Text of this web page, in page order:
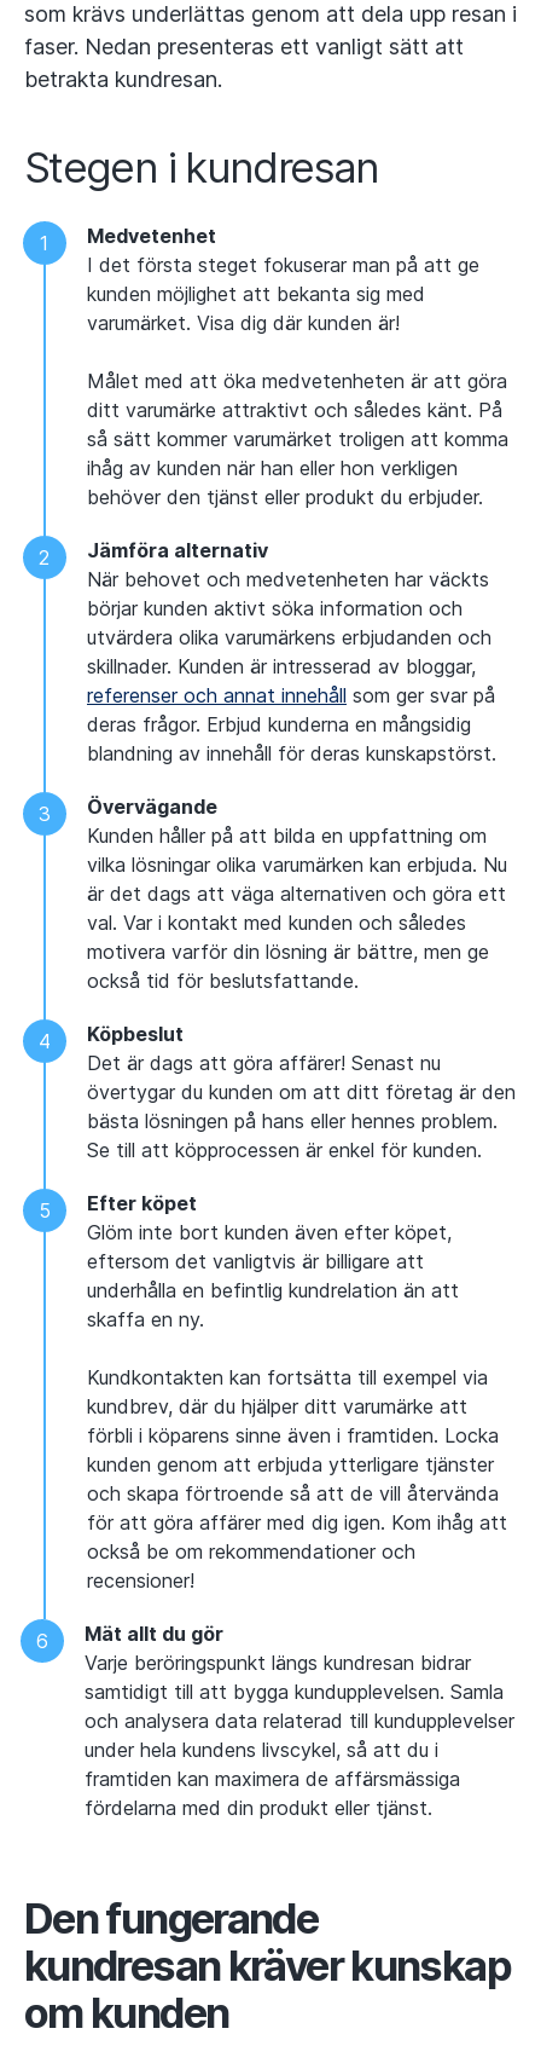
som krävs underlättas genom att dela upp resan i
faser. Nedan presenteras ett vanligt sätt att
betrakta kundresan.
Stegen i kundresan
Medvetenhet
I det första steget fokuserar man på att ge
kunden möjlighet att bekanta sig med
varumärket. Visa dig där kunden är!
Målet med att öka medvetenheten är att göra
ditt varumärke attraktivt och således känt. På
så sätt kommer varumärket troligen att komma
ihåg av kunden när han eller hon verkligen
behöver den tjänst eller produkt du erbjuder.
Jämföra alternativ
När behovet och medvetenheten har väckts
börjar kunden aktivt söka information och
utvärdera olika varumärkens erbjudanden och
skillnader. Kunden är intresserad av bloggar,
referenser och annat innehåll som ger svar på
deras frågor. Erbjud kunderna en mångsidig
blandning av innehåll för deras kunskapstörst.
Övervägande
Kunden håller på att bilda en uppfattning om
vilka lösningar olika varumärken kan erbjuda. Nu
är det dags att väga alternativen och göra ett
val. Var i kontakt med kunden och således
motivera varför din lösning är bättre, men ge
också tid för beslutsfattande.
Köpbeslut
Det är dags att göra affärer! Senast nu
övertygar du kunden om att ditt företag är den
bästa lösningen på hans eller hennes problem.
Se till att köpprocessen är enkel för kunden.
Efter köpet
Glöm inte bort kunden även efter köpet,
eftersom det vanligtvis är billigare att
underhålla en befintlig kundrelation än att
skaffa en ny.
Kundkontakten kan fortsätta till exempel via
kundbrev, där du hjälper ditt varumärke att
förbli i köparens sinne även i framtiden. Locka
kunden genom att erbjuda ytterligare tjänster
och skapa förtroende så att de vill återvända
för att göra affärer med dig igen. Kom ihåg att
också be om rekommendationer och
recensioner!
Mät allt du gör
Varje beröringspunkt längs kundresan bidrar
samtidigt till att bygga kundupplevelsen. Samla
och analysera data relaterad till kundupplevelser
under hela kundens livscykel, så att du i
framtiden kan maximera de affärsmässiga
fördelarna med din produkt eller tjänst.
Den fungerande
kundresan kräver kunskap
om kunden